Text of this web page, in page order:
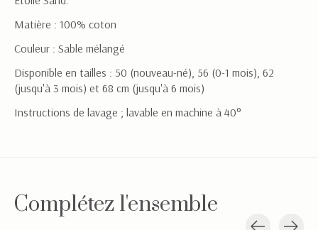
Matière : 100% coton
Couleur : Sable mélangé
Disponible en tailles : 50 (nouveau-né), 56 (0-1 mois), 62
(jusqu'à 3 mois) et 68 cm (jusqu'à 6 mois)
Instructions de lavage ; lavable en machine à 40°
Complétez l'ensemble